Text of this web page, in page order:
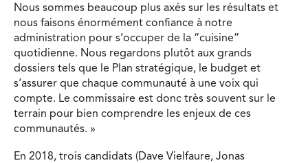
Nous sommes beaucoup plus axés sur les résultats et
nous faisons énormément confiance à notre
administration pour s’occuper de la “cuisine”
quotidienne. Nous regardons plutôt aux grands
dossiers tels que le Plan stratégique, le budget et
s’assurer que chaque communauté à une voix qui
compte. Le commissaire est donc très souvent sur le
terrain pour bien comprendre les enjeux de ces
communautés. »
En 2018, trois candidats (Dave Vielfaure, Jonas